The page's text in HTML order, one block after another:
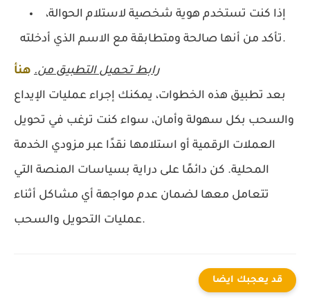
إذا كنت تستخدم هوية شخصية لاستلام الحوالة،
تأكد من أنها صالحة ومتطابقة مع الاسم الذي أدخلته.
رابط تحميل التطبيق من. هنأ
بعد تطبيق هذه الخطوات، يمكنك إجراء عمليات الإيداع
والسحب بكل سهولة وأمان، سواء كنت ترغب في تحويل
العملات الرقمية أو استلامها نقدًا عبر مزودي الخدمة
المحلية. كن دائمًا على دراية بسياسات المنصة التي
تتعامل معها لضمان عدم مواجهة أي مشاكل أثناء
عمليات التحويل والسحب.
قد يعجبك ايضا